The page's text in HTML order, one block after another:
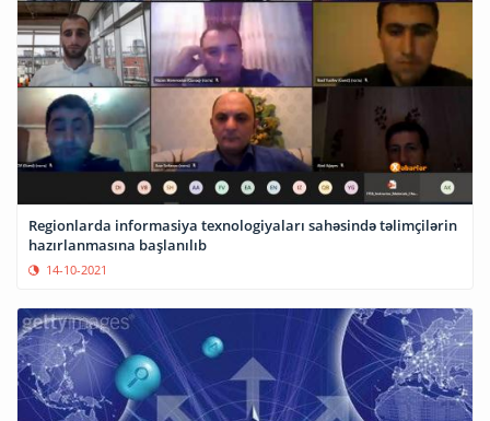
Regionlarda informasiya texnologiyaları sahəsində təlimçilərin
hazırlanmasına başlanılıb
14-10-2021